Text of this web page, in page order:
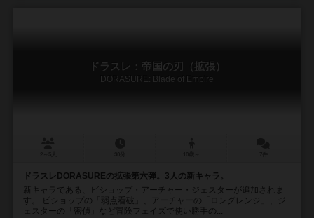
ドラスレ：帝国の刃（拡張）
DORASURE: Blade of Empire
ドラスレDORASUREの拡張第六弾。3人の新キャラ。
新キャラである、ビショップ・アーチャー・ジェスターが追加されま
す。 ビショップの「弱点看破」、アーチャーの「ロングレンジ」、ジ
ェスターの「密偵」など冒険フェイズで使い勝手の...